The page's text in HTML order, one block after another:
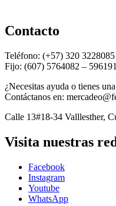
Contacto
Teléfono: (+57) 320
Fijo: (607) 5764082 –
¿Necesitas ayuda o tienes
Contáctanos en:
Calle 13#18-34 Valllesther,
Visita nuestras
Facebook
Instagram
Youtube
WhatsApp